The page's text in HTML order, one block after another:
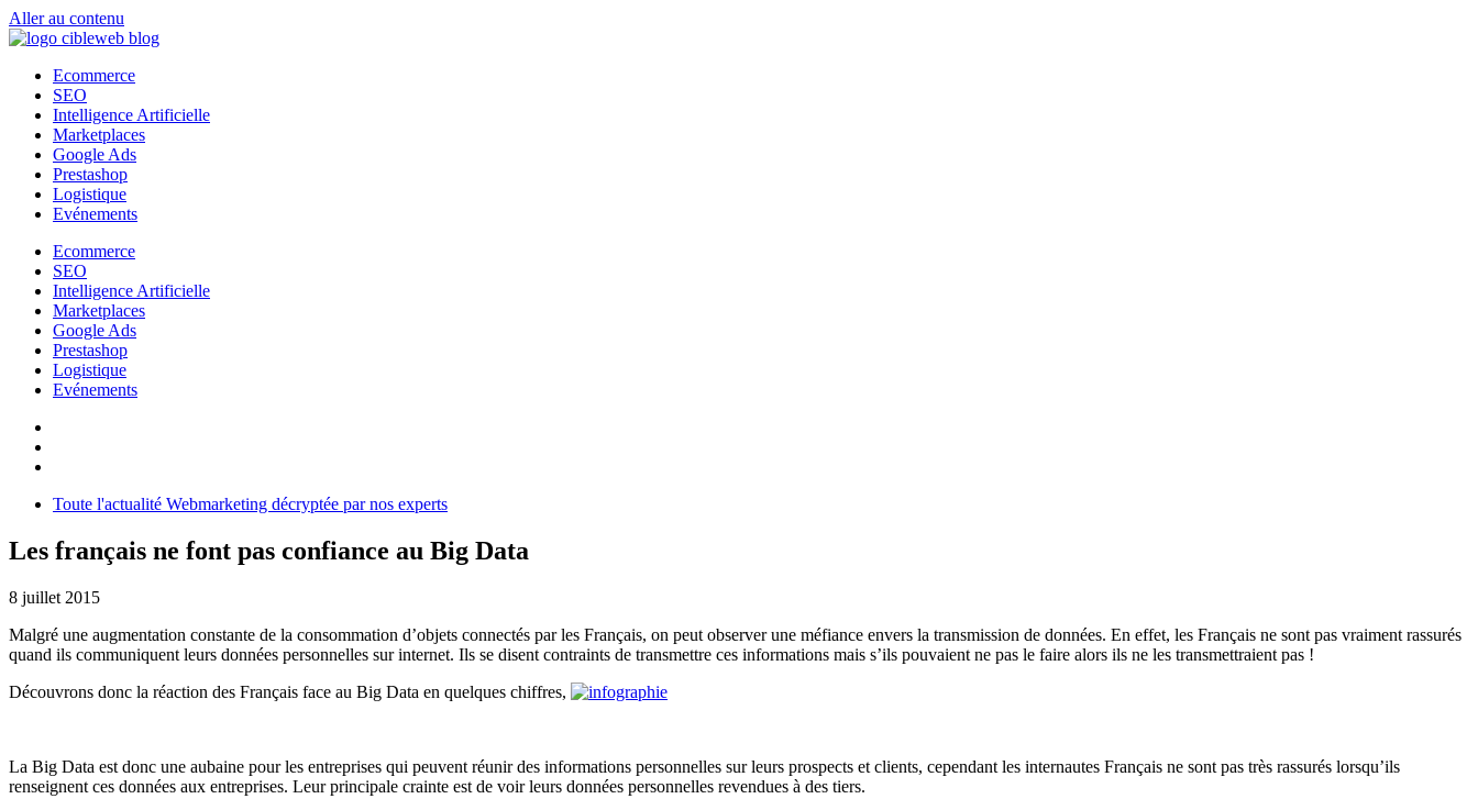
Aller au contenu
Ecommerce
SEO
Intelligence Artificielle
Marketplaces
Google Ads
Prestashop
Logistique
Evénements
Ecommerce
SEO
Intelligence Artificielle
Marketplaces
Google Ads
Prestashop
Logistique
Evénements
Toute l'actualité Webmarketing décryptée par nos experts
Les français ne font pas confiance au Big Data
8 juillet 2015
Malgré une augmentation constante de la consommation d’objets connectés par les Français, on peut observer une méfiance envers la transmission de données. En effet, les Français ne sont pas vraiment rassurés
quand ils communiquent leurs données personnelles sur internet. Ils se disent contraints de transmettre ces informations mais s’ils pouvaient ne pas le faire alors ils ne les transmettraient pas !
Découvrons donc la réaction des Français face au Big Data en quelques chiffres,
La Big Data est donc une aubaine pour les entreprises qui peuvent réunir des informations personnelles sur leurs prospects et clients, cependant les internautes Français ne sont pas très rassurés lorsqu’ils
renseignent ces données aux entreprises. Leur principale crainte est de voir leurs données personnelles revendues à des tiers.